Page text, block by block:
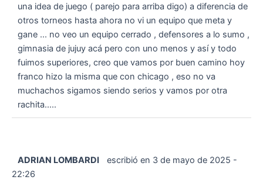
una idea de juego ( parejo para arriba digo) a diferencia de
otros torneos hasta ahora no vi un equipo que meta y
gane ... no veo un equipo cerrado , defensores a lo sumo ,
gimnasia de jujuy acá pero con uno menos y así y todo
fuimos superiores, creo que vamos por buen camino hoy
franco hizo la misma que con chicago , eso no va
muchachos sigamos siendo serios y vamos por otra
rachita.....
ADRIAN LOMBARDI escribió en 3 de mayo de 2025 -
22:26